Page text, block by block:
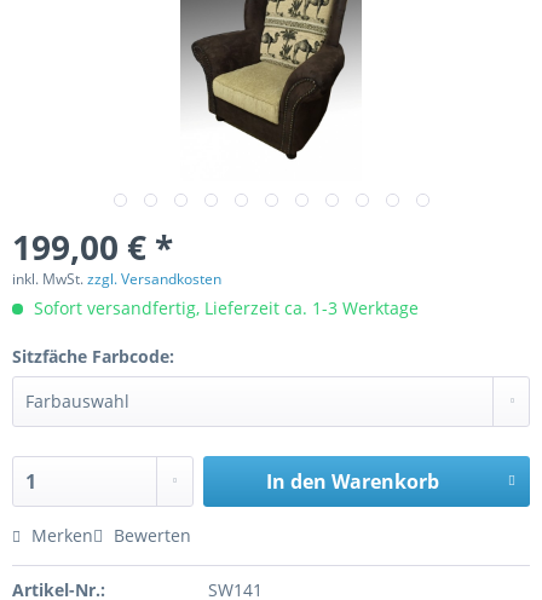
199,00 € *
inkl. MwSt.zzgl. Versandkosten
Sofort versandfertig, Lieferzeit ca. 1-3 Werktage
Sitzfäche Farbcode:
In den Warenkorb
Merken Bewerten
Artikel-Nr.: SW141